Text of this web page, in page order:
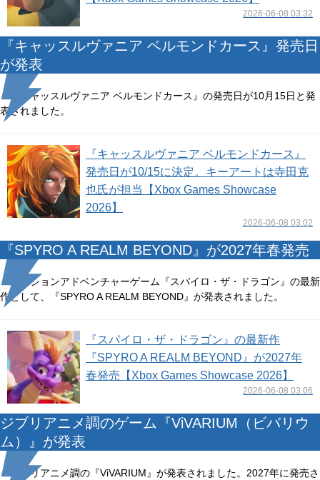
2026-06-08 03:32
『キャッスルヴァニア ベルモンドカース』発売日
が発表
『キャッスルヴァニア ベルモンドカース』の発売日が10月15日と発
表されました。
『キャッスルヴァニア ベルモンドカース』
発売日が10/15に決定。キーアートは寺田克
也氏が担当【Xbox Games Showcase
2026】
2026-06-08 03:02
『SPYRO A REALM BEYOND』が2027年春発売
アクションアドベンチャーゲーム『スパイロ・ザ・ドラゴン』の最新
作として、『SPYRO A REALM BEYOND』が発表されました。
『スパイロ・ザ・ドラゴン』の最新作
『SPYRO A REALM BEYOND』が2027年
春発売【Xbox Games Showcase 2026】
2026-06-08 03:06
ジブリアニメ調のゲーム『ViVARIUM（ビバリウ
ム）』が発表
ジブリアニメ調の『ViVARIUM』が発表されました。2027年に発売さ